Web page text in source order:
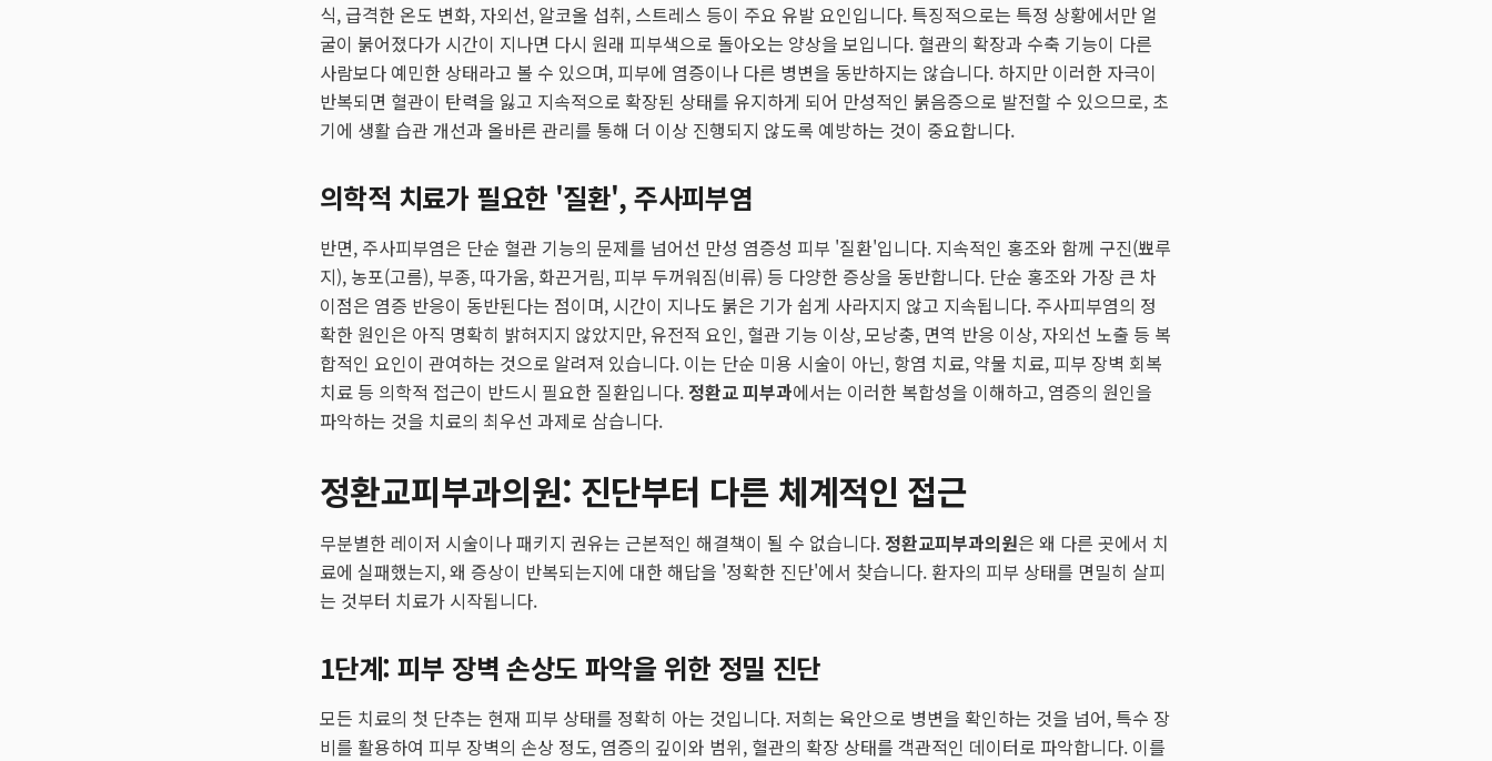
식, 급격한 온도 변화, 자외선, 알코올 섭취, 스트레스 등이 주요 유발 요인입니다. 특징적으로는 특정 상황에서만 얼
굴이 붉어졌다가 시간이 지나면 다시 원래 피부색으로 돌아오는 양상을 보입니다. 혈관의 확장과 수축 기능이 다른
사람보다 예민한 상태라고 볼 수 있으며, 피부에 염증이나 다른 병변을 동반하지는 않습니다. 하지만 이러한 자극이
반복되면 혈관이 탄력을 잃고 지속적으로 확장된 상태를 유지하게 되어 만성적인 붉음증으로 발전할 수 있으므로, 초
기에 생활 습관 개선과 올바른 관리를 통해 더 이상 진행되지 않도록 예방하는 것이 중요합니다.
의학적 치료가 필요한 '질환', 주사피부염
반면, 주사피부염은 단순 혈관 기능의 문제를 넘어선 만성 염증성 피부 '질환'입니다. 지속적인 홍조와 함께 구진(뾰루
지), 농포(고름), 부종, 따가움, 화끈거림, 피부 두꺼워짐(비류) 등 다양한 증상을 동반합니다. 단순 홍조와 가장 큰 차
이점은 염증 반응이 동반된다는 점이며, 시간이 지나도 붉은 기가 쉽게 사라지지 않고 지속됩니다. 주사피부염의 정
확한 원인은 아직 명확히 밝혀지지 않았지만, 유전적 요인, 혈관 기능 이상, 모낭충, 면역 반응 이상, 자외선 노출 등 복
합적인 요인이 관여하는 것으로 알려져 있습니다. 이는 단순 미용 시술이 아닌, 항염 치료, 약물 치료, 피부 장벽 회복
치료 등 의학적 접근이 반드시 필요한 질환입니다. 정환교 피부과에서는 이러한 복합성을 이해하고, 염증의 원인을
파악하는 것을 치료의 최우선 과제로 삼습니다.
정환교피부과의원: 진단부터 다른 체계적인 접근
무분별한 레이저 시술이나 패키지 권유는 근본적인 해결책이 될 수 없습니다. 정환교피부과의원은 왜 다른 곳에서 치
료에 실패했는지, 왜 증상이 반복되는지에 대한 해답을 '정확한 진단'에서 찾습니다. 환자의 피부 상태를 면밀히 살피
는 것부터 치료가 시작됩니다.
1단계: 피부 장벽 손상도 파악을 위한 정밀 진단
모든 치료의 첫 단추는 현재 피부 상태를 정확히 아는 것입니다. 저희는 육안으로 병변을 확인하는 것을 넘어, 특수 장
비를 활용하여 피부 장벽의 손상 정도, 염증의 깊이와 범위, 혈관의 확장 상태를 객관적인 데이터로 파악합니다. 이를